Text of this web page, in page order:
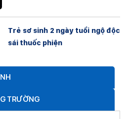
Trẻ sơ sinh 2 ngày tuổi ngộ độc
sái thuốc phiện
TRƯỜNG